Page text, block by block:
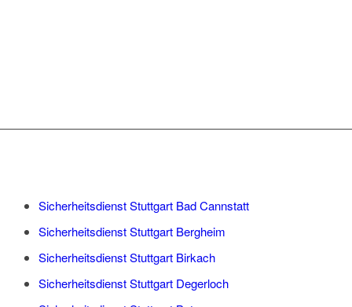
Sicherheitsdienst Stuttgart Bad Cannstatt
Sicherheitsdienst Stuttgart Bergheim
Sicherheitsdienst Stuttgart Birkach
Sicherheitsdienst Stuttgart Degerloch